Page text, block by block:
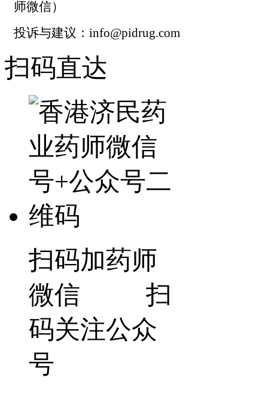
师微信）
投诉与建议：info@pidrug.com
扫码直达
扫码加药师
微信 扫
码关注公众
号